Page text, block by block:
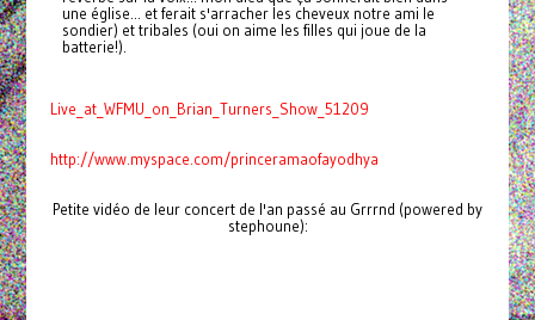
une église... et ferait s'arracher les cheveux notre ami le
sondier) et tribales (oui on aime les filles qui joue de la
batterie!).
Live_at_WFMU_on_Brian_Turners_Show_51209
http://www.myspace.com/princeramaofayodhya
Petite vidéo de leur concert de l'an passé au Grrrnd (powered by
stephoune):